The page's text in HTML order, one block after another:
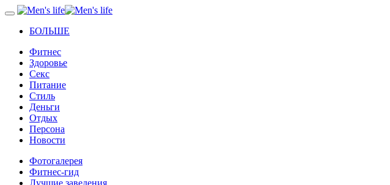
БОЛЬШЕ
Фитнес
Здоровье
Секс
Питание
Стиль
Деньги
Отдых
Персона
Новости
Фотогалерея
Фитнес-гид
Лучшие заведения